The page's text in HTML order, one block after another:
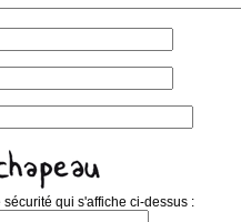
qui s'affiche ci-dessus :